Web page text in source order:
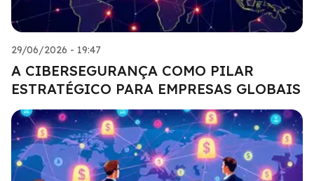
29/06/2026 - 19:47
A CIBERSEGURANÇA COMO PILAR
ESTRATÉGICO PARA EMPRESAS GLOBAIS